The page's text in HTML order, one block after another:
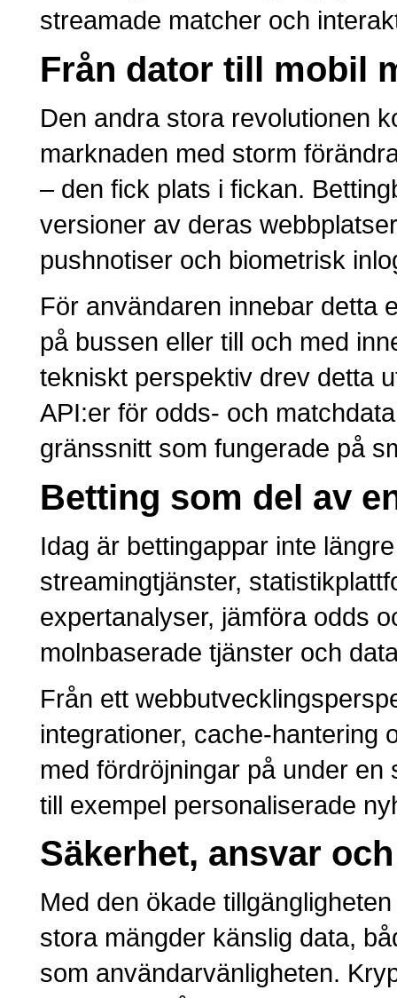
streamade matcher och
Från dator till mobil
Den andra stora revolutionen
marknaden med storm
– den fick plats i fickan.
versioner av deras
pushnotiser och biometrisk
För användaren innebar detta
på bussen eller till och med
tekniskt perspektiv drev detta
API:er för odds- och
gränssnitt som fungerade på
Betting som del av
Idag är bettingappar inte
streamingtjänster,
expertanalyser, jämföra odds
molnbaserade tjänster och
Från ett
integrationer, cache-hantering
med fördröjningar på under
till exempel personaliserade
Säkerhet, ansvar
Med den ökade
stora mängder känslig data,
som användarvänligheten.